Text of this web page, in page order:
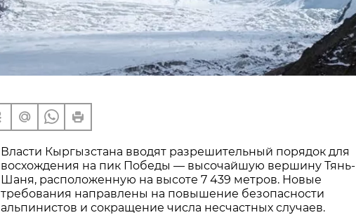
Власти Кыргызстана вводят разрешительный порядок для
восхождения на пик Победы — высочайшую вершину Тянь-
Шаня, расположенную на высоте 7 439 метров. Новые
требования направлены на повышение безопасности
альпинистов и сокращение числа несчастных случаев.